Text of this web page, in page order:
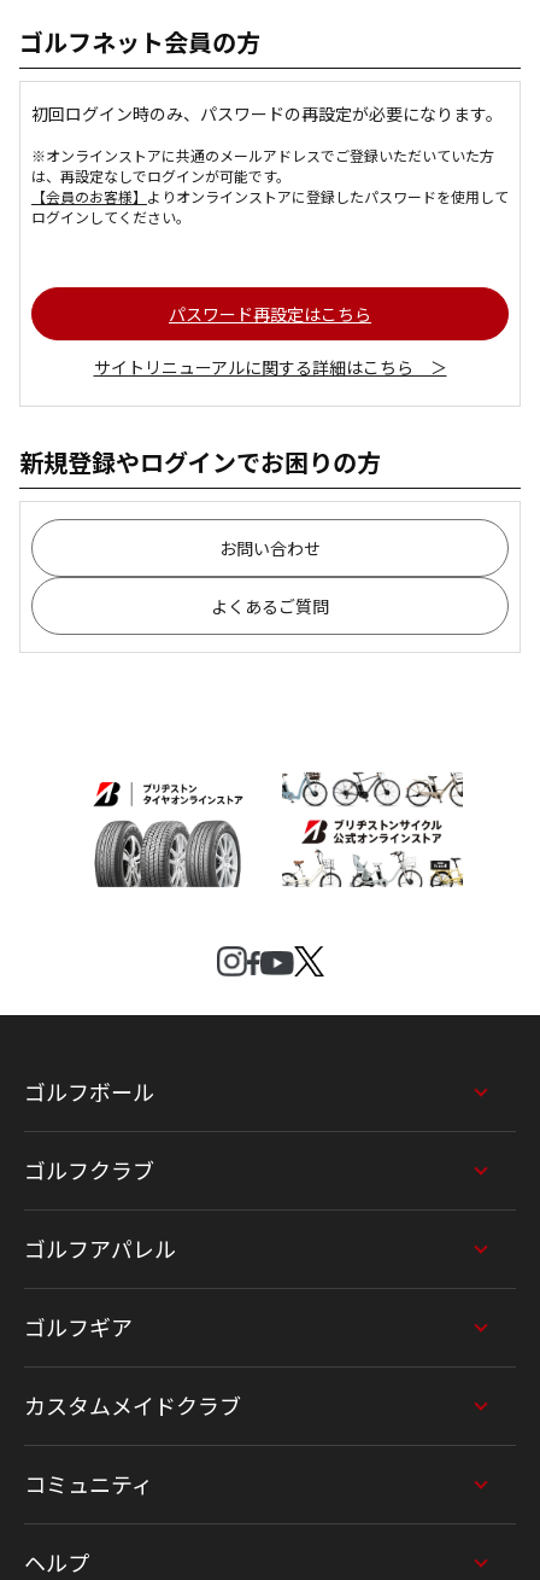
ゴルフネット会員の方
初回ログイン時のみ、パスワードの再設定が必要になります。
※オンラインストアに共通のメールアドレスでご登録いただいていた方
は、再設定なしでログインが可能です。
【会員のお客様】 よりオンラインストアに登録したパスワードを使用して
ログインしてください。
パスワード再設定はこちら
サイトリニューアルに関する詳細はこちら ＞
新規登録やログインでお困りの方
お問い合わせ
よくあるご質問
ゴルフボール
ゴルフクラブ
ゴルフアパレル
ゴルフギア
カスタムメイドクラブ
コミュニティ
ヘルプ